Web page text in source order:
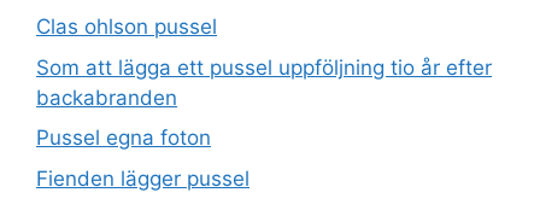
Clas ohlson pussel
Som att lägga ett pussel uppföljning tio år efter
backabranden
Pussel egna foton
Fienden lägger pussel